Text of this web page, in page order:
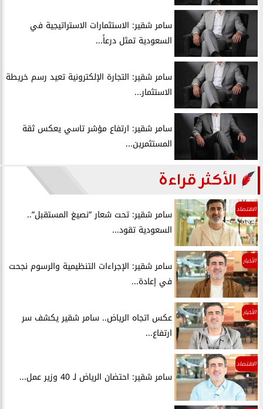
سامر شقير: الاستثمارات الاستراتيجية في
السعودية تمثل درعاً...
سامر شقير: التجارة الإلكترونية تعيد رسم خريطة
الاستثمار...
سامر شقير: ارتفاع مؤشر تاسي يعكس ثقة
المستثمرين...
الأكثر قراءة
الاقتصاد
سامر شقير: تحت شعار ”نصيغ المستقبل”..
السعودية تقود...
الأخبار
سامر شقير: الإجراءات التنظيمية والرسوم نجحت
في إعادة...
الأخبار
عكس اتجاه الرياض.. سامر شقير يكشف سر
ارتفاع...
الاقتصاد
سامر شقير: احتضان الرياض لـ 40 وزير عمل...